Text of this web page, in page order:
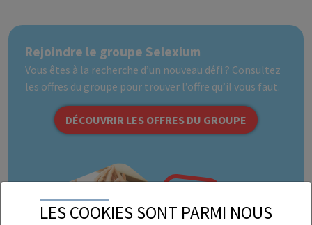
Rejoindre le groupe Selexium
Vous êtes à la recherche d’un nouveau défi ? Consultez
les offres du groupe pour trouver l’offre qu’il vous faut.
DÉCOUVRIR LES OFFRES DU GROUPE
LES COOKIES SONT PARMI NOUS